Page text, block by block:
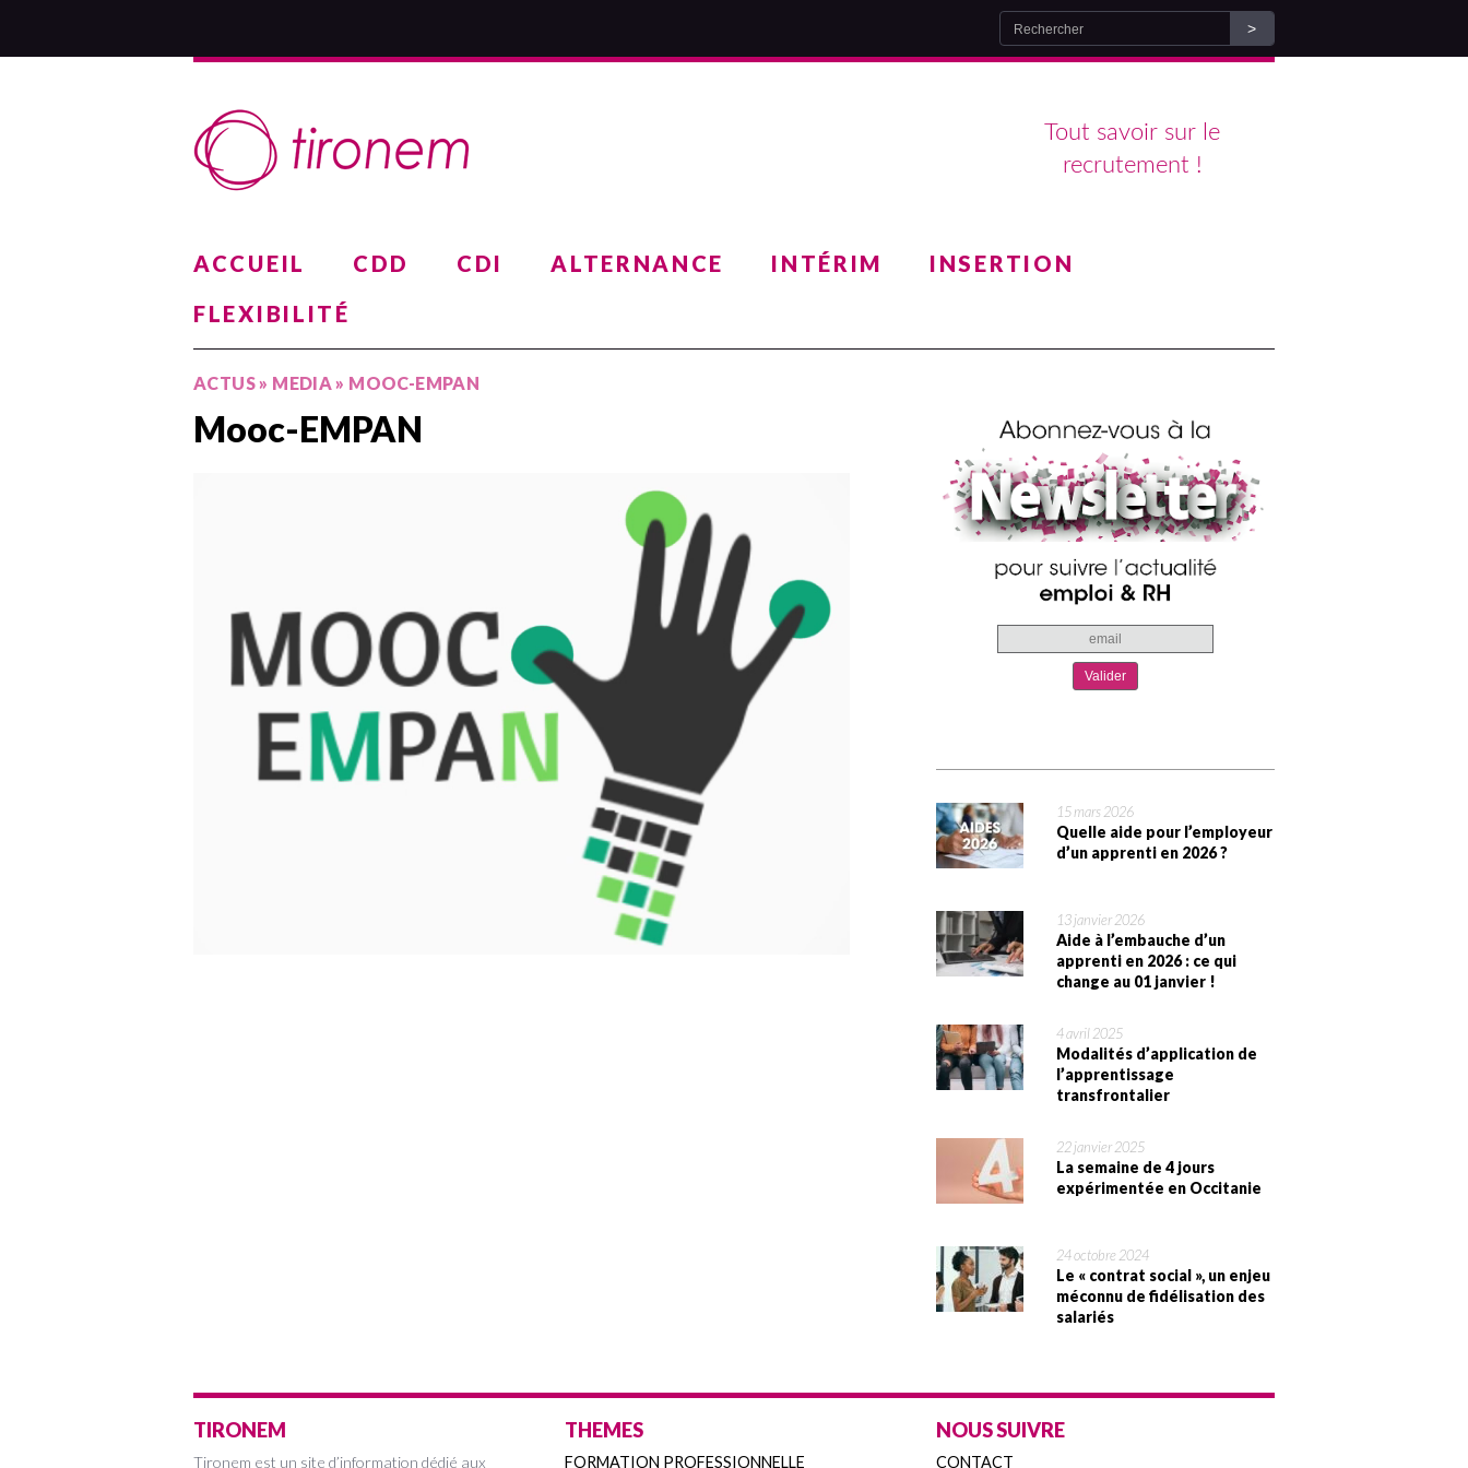
Tout savoir sur le
recrutement !
ACCUEIL CDD CDI ALTERNANCE INTÉRIM
INSERTION
FLEXIBILITÉ
ACTUS» MEDIA» MOOC-EMPAN
Mooc-EMPAN
15 mars 2026
Quelle aide pour l’employeur
d’un apprenti en 2026 ?
13 janvier 2026
Aide à l’embauche d’un
apprenti en 2026 : ce qui
change au 01 janvier !
4 avril 2025
Modalités d’application de
l’apprentissage
transfrontalier
22 janvier 2025
La semaine de 4 jours
expérimentée en Occitanie
24 octobre 2024
Le « contrat social », un enjeu
méconnu de fidélisation des
salariés
TIRONEM
Tironem est un site d’information dédié aux
THEMES
FORMATION PROFESSIONNELLE
NOUS SUIVRE
CONTACT